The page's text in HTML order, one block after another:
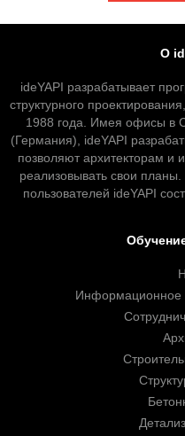
О
ideYAPI разрабатывает
структурного
1988 года. Имея офисы в
(Германия), ideYAPI
позволяют архитекторам и
реализовывать свои
пользователей ideYAPI
Информационное